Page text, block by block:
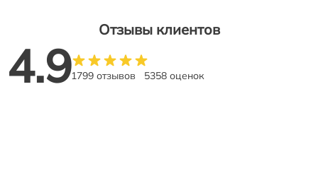
Отзывы клиентов
4.91799 отзывов 5358 оценок